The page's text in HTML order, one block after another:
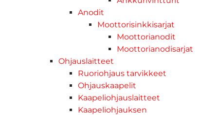
Anodit
Moottorisinkkisarjat
Moottorianodit
Moottorianodisarjat
Ohjauslaitteet
Ruoriohjaus tarvikkeet
Ohjauskaapelit
Kaapeliohjauslaitteet
Kaapeliohjauksen